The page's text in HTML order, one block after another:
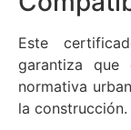
Este
garantiza
normativa
la construcción.